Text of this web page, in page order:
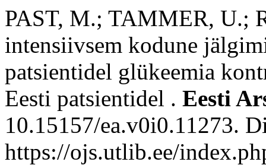
PAST, M.; TAMMER, U.;
intensiivsem kodune
patsientidel glükeemia
Eesti patsientidel . Eesti
10.15157/ea.v0i0.11273.
https://ojs.utlib.ee/